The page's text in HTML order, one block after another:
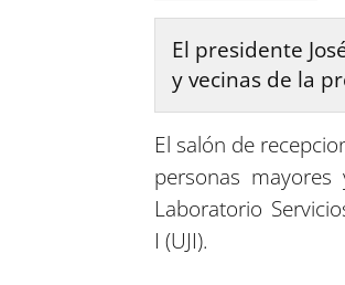
El presidente
y vecinas de la
El salón de
personas
Laboratorio
I (UJI).